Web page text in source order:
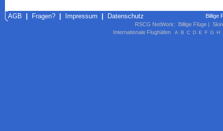
AGB Fragen? Impressum Datenschutz
Billige
RSCG NetWork: Billige Flüge |
Internationale Flughäfen
A B C D E F G H